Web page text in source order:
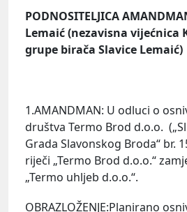
PODNOSITELJICA
Lemaić (nezavisna vijećnica
grupe birača Slavice Lemaić)
1.AMANDMAN: U odluci o
društva Termo Brod d.o.o.
Grada Slavonskog Broda“ br.
riječi „Termo Brod d.o.o.“
„Termo uhljeb d.o.o.“.
OBRAZLOŽENJE:Planirano